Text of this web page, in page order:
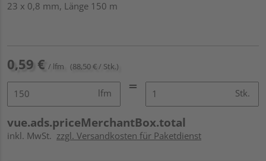
23 x 0,8 mm, Länge 150 m
0,59 € / lfm (88,50 € / Stk.)
lfm Stk.
vue.ads.priceMerchantBox.total
inkl. MwSt. zzgl. Versandkosten für Paketdienst